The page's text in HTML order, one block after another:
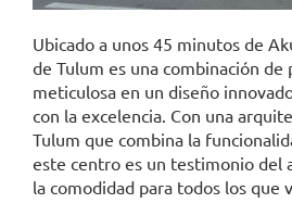
Ubicado a unos 45 minutos de
de Tulum es una combinación de
meticulosa en un diseño
con la excelencia. Con una
Tulum que combina la
este centro es un testimonio del
la comodidad para todos los que